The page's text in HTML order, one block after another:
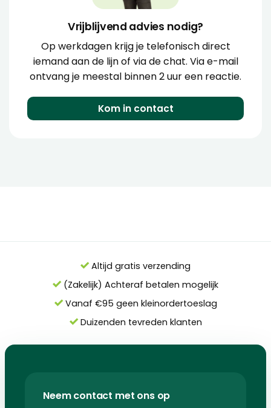
Vrijblijvend advies nodig?
Op werkdagen krijg je telefonisch direct
iemand aan de lijn of via de chat. Via e-mail
ontvang je meestal binnen 2 uur een reactie.
Kom in contact
Altijd gratis verzending
(Zakelijk) Achteraf betalen mogelijk
Vanaf €95 geen kleinordertoeslag
Duizenden tevreden klanten
Neem contact met ons op